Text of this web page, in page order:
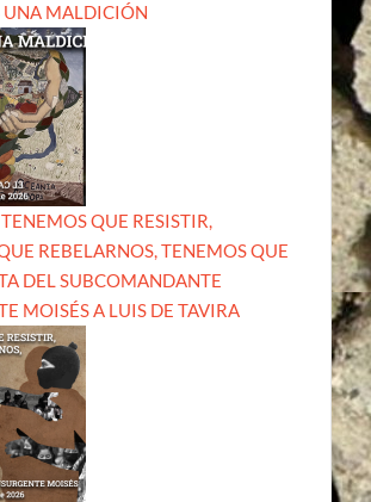
UNA MALDICIÓN
QUE RESISTIR,
REBELARNOS, TENEMOS QUE
DEL SUBCOMANDANTE
MOISÉS A LUIS DE TAVIRA